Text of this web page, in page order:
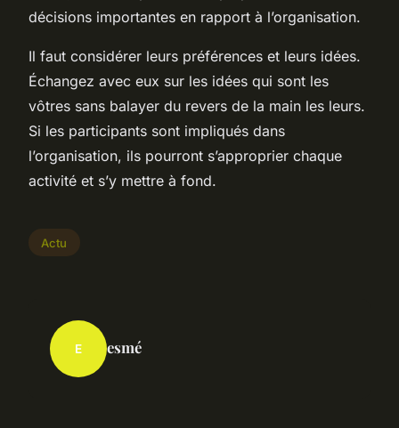
décisions importantes en rapport à l’organisation.
Il faut considérer leurs préférences et leurs idées.
Échangez avec eux sur les idées qui sont les
vôtres sans balayer du revers de la main les leurs.
Si les participants sont impliqués dans
l’organisation, ils pourront s’approprier chaque
activité et s’y mettre à fond.
Actu
E esmé